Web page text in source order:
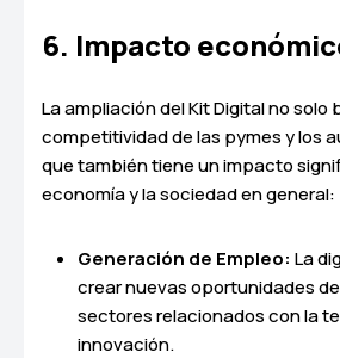
6. Impacto
La ampliación del Kit Digital no solo
competitividad de las pymes y los
que también tiene un impacto
economía y la sociedad en general:
Generación de Empleo: La
crear nuevas oportunidades
sectores relacionados con la
innovación.